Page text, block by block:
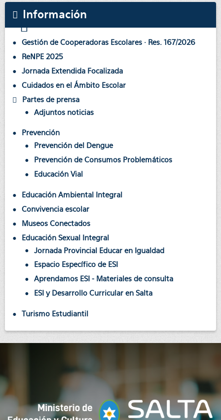
Información
Gestión de Cooperadoras Escolares · Res. 167/2026
ReNPE 2025
Jornada Extendida Focalizada
Cuidados en el Ámbito Escolar
Partes de prensa
Adjuntos noticias
Prevención
Prevención del Dengue
Prevención de Consumos Problemáticos
Educación Vial
Educación Ambiental Integral
Convivencia escolar
Museos Conectados
Educación Sexual Integral
Jornada Provincial Educar en Igualdad
Espacio Específico de ESI
Aprendamos ESI - Materiales de consulta
ESI y Desarrollo Curricular en Salta
Turismo Estudiantil